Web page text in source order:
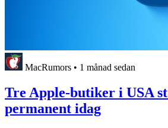
MacRumors • 1 månad sedan
Tre Apple-butiker i USA
permanent idag